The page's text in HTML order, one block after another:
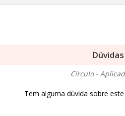
Círculo -
Tem alguma dúvida sobre